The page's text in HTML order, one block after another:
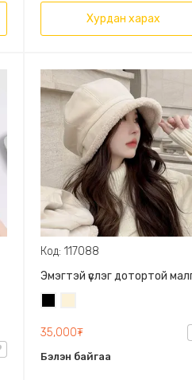
Хурдан харах
Код: 117088
Эмэгтэй үслэг дотортой
35,000₮
Бэлэн байгаа